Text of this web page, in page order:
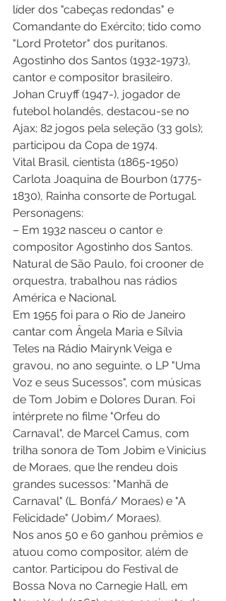
líder dos "cabeças redondas" e
Comandante do Exército; tido como
"Lord Protetor" dos puritanos.
Agostinho dos Santos (1932-1973),
cantor e compositor brasileiro.
Johan Cruyff (1947-), jogador de
futebol holandês, destacou-se no
Ajax; 82 jogos pela seleção (33 gols);
participou da Copa de 1974.
Vital Brasil, cientista (1865-1950)
Carlota Joaquina de Bourbon (1775-
1830), Rainha consorte de Portugal.
Personagens:
– Em 1932 nasceu o cantor e
compositor Agostinho dos Santos.
Natural de São Paulo, foi crooner de
orquestra, trabalhou nas rádios
América e Nacional.
Em 1955 foi para o Rio de Janeiro
cantar com Ângela Maria e Sílvia
Teles na Rádio Mairynk Veiga e
gravou, no ano seguinte, o LP "Uma
Voz e seus Sucessos", com músicas
de Tom Jobim e Dolores Duran. Foi
intérprete no filme "Orfeu do
Carnaval", de Marcel Camus, com
trilha sonora de Tom Jobim e Vinicius
de Moraes, que lhe rendeu dois
grandes sucessos: "Manhã de
Carnaval" (L. Bonfá/ Moraes) e "A
Felicidade" (Jobim/ Moraes).
Nos anos 50 e 60 ganhou prêmios e
atuou como compositor, além de
cantor. Participou do Festival de
Bossa Nova no Carnegie Hall, em